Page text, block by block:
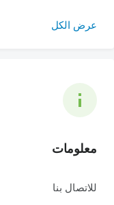
عرض الكل
معلومات
للاتصال بنا